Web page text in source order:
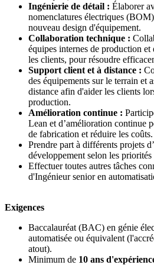
Ingénierie de détail : Élaborer
nomenclatures électriques
nouveau design d'équipement.
Collaboration technique :
équipes internes de production
les clients, pour résoudre
Support client et à distance :
des équipements sur le terrain et
distance afin d'aider les clients
production.
Amélioration continue :
Lean et d’amélioration continue
de fabrication et réduire les coûts.
Prendre part à différents projets
développement selon les priorités
Effectuer toutes autres tâches
d'Ingénieur senior en
Exigences
Baccalauréat (BAC) en génie
automatisée ou équivalent
atout).
Minimum de 10 ans